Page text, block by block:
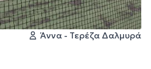
Άννα - Τερέζα Δαλμυρά